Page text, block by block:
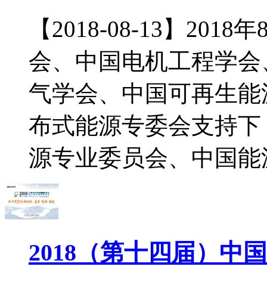
【2018-08-13】2018
会、中国电机工程学
气学会、中国可再生
布式能源专委会支持
源专业委员会、中国能
2018（第十四届）中